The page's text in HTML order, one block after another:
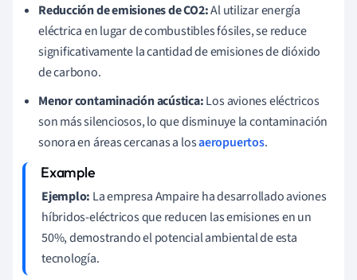
Reducción de emisiones de CO2:Al utilizar energía
eléctrica en lugar de combustibles fósiles, se reduce
significativamente la cantidad de emisiones de dióxido
de carbono.
Menor contaminación acústica:Los aviones eléctricos
son más silenciosos, lo que disminuye la contaminación
sonora en áreas cercanas a losaeropuertos.
Ejemplo: La empresa Ampaire ha desarrollado aviones
híbridos-eléctricos que reducen las emisiones en un
50%, demostrando el potencial ambiental de esta
tecnología.